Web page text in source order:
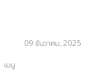
09 ธันวาคม, 2025
เมนู